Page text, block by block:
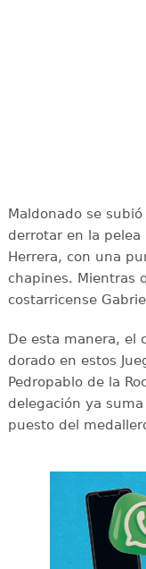
Maldonado se
derrotar en la pelea
Herrera, con una
chapines. Mientras
costarricense
De esta manera, el
dorado en estos
Pedropablo de la
delegación ya
puesto del